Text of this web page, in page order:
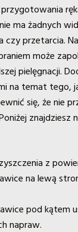
ma żadnych
czy przetarcia.
może
pielęgnacji.
na temat tego,
się, że nie
znajdziesz
z
na lewą
pod kątem
napraw.